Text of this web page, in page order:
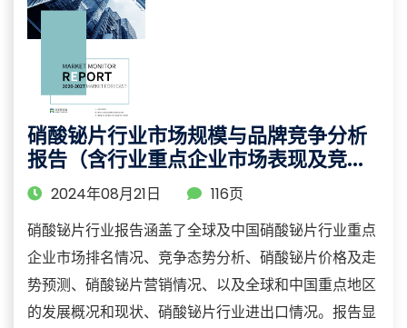
硝酸铋片行业市场规模与品牌竞争分析
报告（含行业重点企业市场表现及竞争
策略分析）
2024年08月21日
116页
硝酸铋片行业报告涵盖了全球及中国硝酸铋片行业重点
企业市场排名情况、竞争态势分析、硝酸铋片价格及走
势预测、硝酸铋片营销情况、以及全球和中国重点地区
的发展概况和现状、硝酸铋片行业进出口情况。报告显